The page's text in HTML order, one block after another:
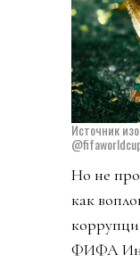
Источник
Но не
как
ФИФА